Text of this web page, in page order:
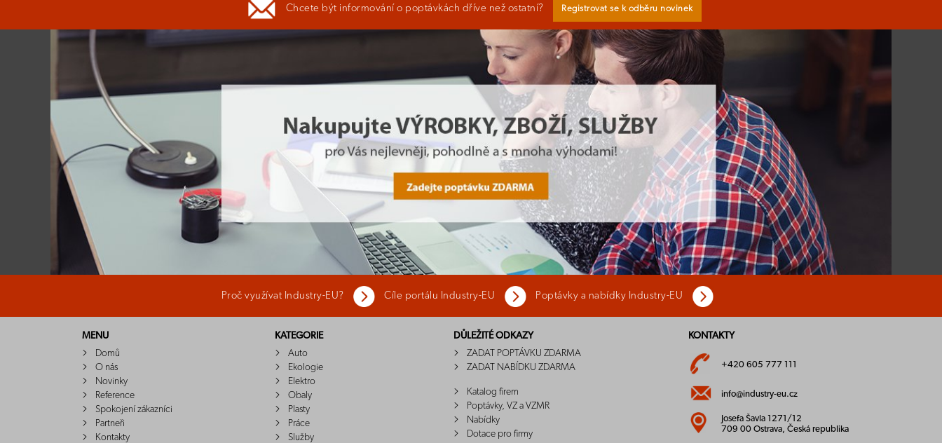
Chcete být informování o poptávkách dříve než ostatní? Registrovat se k odběru novinek
Proč využívat Industry-EU? Cíle portálu Industry-EU Poptávky a nabídky Industry-EU
MENU
Domů
O nás
Novinky
Reference
Spokojení zákazníci
Partneři
Kontakty
KATEGORIE
Auto
Ekologie
Elektro
Obaly
Plasty
Práce
Služby
DŮLEŽITÉ ODKAZY
ZADAT POPTÁVKU ZDARMA
ZADAT NABÍDKU ZDARMA
Katalog firem
Poptávky, VZ a VZMR
Nabídky
Dotace pro firmy
KONTAKTY
+420 605 777 111
info@industry-eu.cz
Josefa Šavla 1271/12
709 00 Ostrava, Česká republika